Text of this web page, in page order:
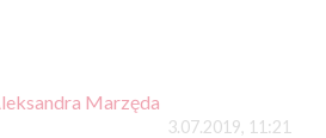
Marzęda
3.07.2019, 11:21